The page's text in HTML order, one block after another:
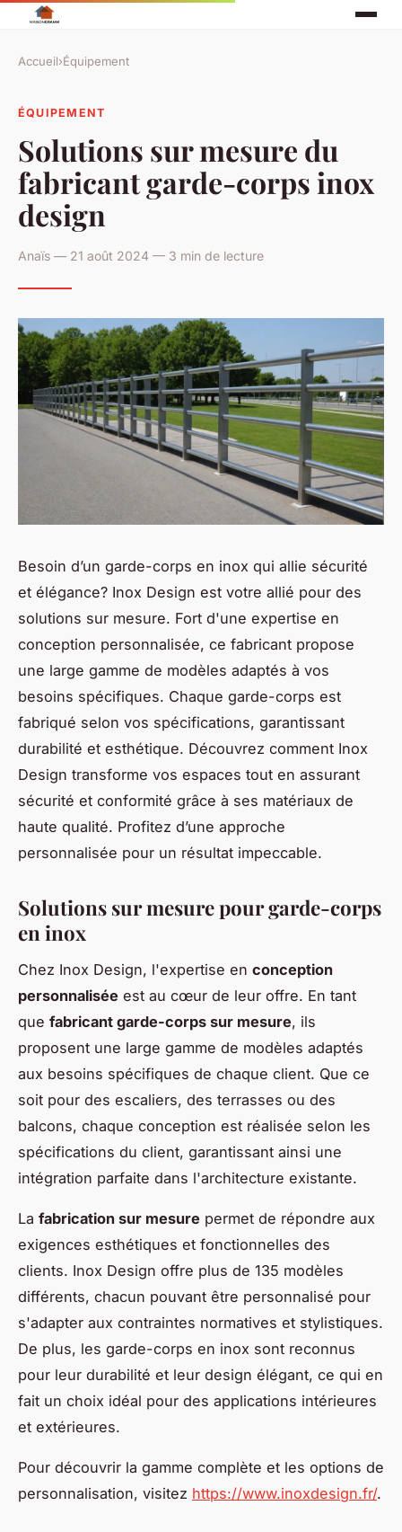
Accueil›Équipement
ÉQUIPEMENT
Solutions sur mesure du
fabricant garde-corps inox
design
Anaïs — 21 août 2024 — 3 min de lecture
Besoin d’un garde-corps en inox qui allie sécurité
et élégance? Inox Design est votre allié pour des
solutions sur mesure. Fort d'une expertise en
conception personnalisée, ce fabricant propose
une large gamme de modèles adaptés à vos
besoins spécifiques. Chaque garde-corps est
fabriqué selon vos spécifications, garantissant
durabilité et esthétique. Découvrez comment Inox
Design transforme vos espaces tout en assurant
sécurité et conformité grâce à ses matériaux de
haute qualité. Profitez d’une approche
personnalisée pour un résultat impeccable.
Solutions sur mesure pour garde-corps
en inox
Chez Inox Design, l'expertise en conception
personnalisée est au cœur de leur offre. En tant
que fabricant garde-corps sur mesure, ils
proposent une large gamme de modèles adaptés
aux besoins spécifiques de chaque client. Que ce
soit pour des escaliers, des terrasses ou des
balcons, chaque conception est réalisée selon les
spécifications du client, garantissant ainsi une
intégration parfaite dans l'architecture existante.
La fabrication sur mesure permet de répondre aux
exigences esthétiques et fonctionnelles des
clients. Inox Design offre plus de 135 modèles
différents, chacun pouvant être personnalisé pour
s'adapter aux contraintes normatives et stylistiques.
De plus, les garde-corps en inox sont reconnus
pour leur durabilité et leur design élégant, ce qui en
fait un choix idéal pour des applications intérieures
et extérieures.
Pour découvrir la gamme complète et les options de
personnalisation, visitez https://www.inoxdesign.fr/.